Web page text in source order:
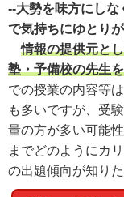
--大勢を味方にしな
で気持ちにゆとりが
情報の提供元と
塾・予備校の先生
での授業の内容等
も多いですが、受
量の方が多い可能
までどのようにカ
の出題傾向が知りた